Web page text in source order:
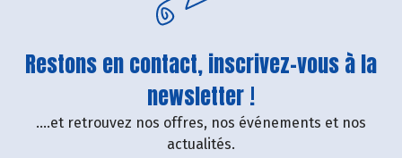
Restons en contact, inscrivez-vous à la
newsletter !
....et retrouvez nos offres, nos événements et nos
actualités.